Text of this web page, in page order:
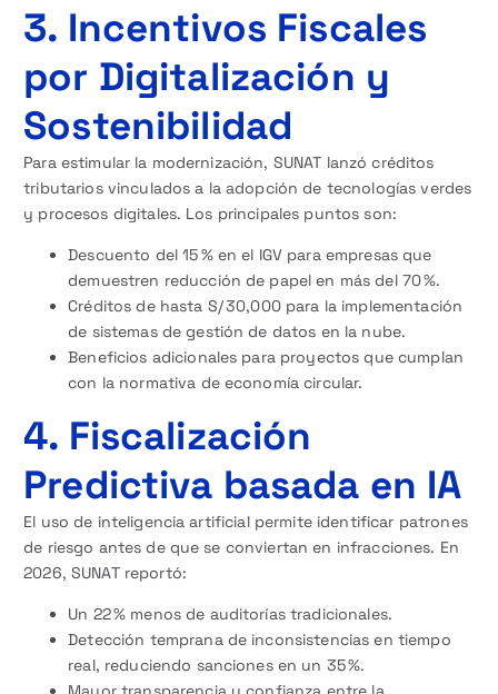
3. Incentivos Fiscales
por Digitalización y
Sostenibilidad
Para estimular la modernización, SUNAT lanzó créditos
tributarios vinculados a la adopción de tecnologías verdes
y procesos digitales. Los principales puntos son:
Descuento del 15 % en el IGV para empresas que
demuestren reducción de papel en más del 70 %.
Créditos de hasta S/ 30,000 para la implementación
de sistemas de gestión de datos en la nube.
Beneficios adicionales para proyectos que cumplan
con la normativa de economía circular.
4. Fiscalización
Predictiva basada en IA
El uso de inteligencia artificial permite identificar patrones
de riesgo antes de que se conviertan en infracciones. En
2026, SUNAT reportó:
Un 22 % menos de auditorías tradicionales.
Detección temprana de inconsistencias en tiempo
real, reduciendo sanciones en un 35 %.